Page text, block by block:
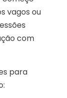
vagos ou
com
para